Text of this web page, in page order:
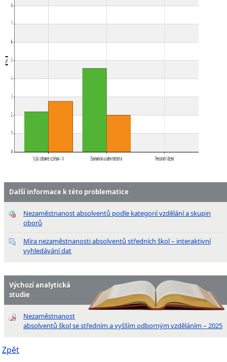
Další informace k této problematice
Nezaměstnanost absolventů podle kategorií vzdělání a skupin
oborů
Míra nezaměstnanosti absolventů středních škol – interaktivní
vyhledávání dat
Výchozí analytická
studie
Nezaměstnanost
absolventů škol se středním a vyšším odborným vzděláním – 2025
Zpět